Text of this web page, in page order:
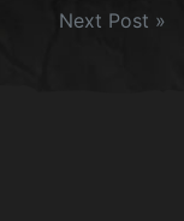
Next Post »